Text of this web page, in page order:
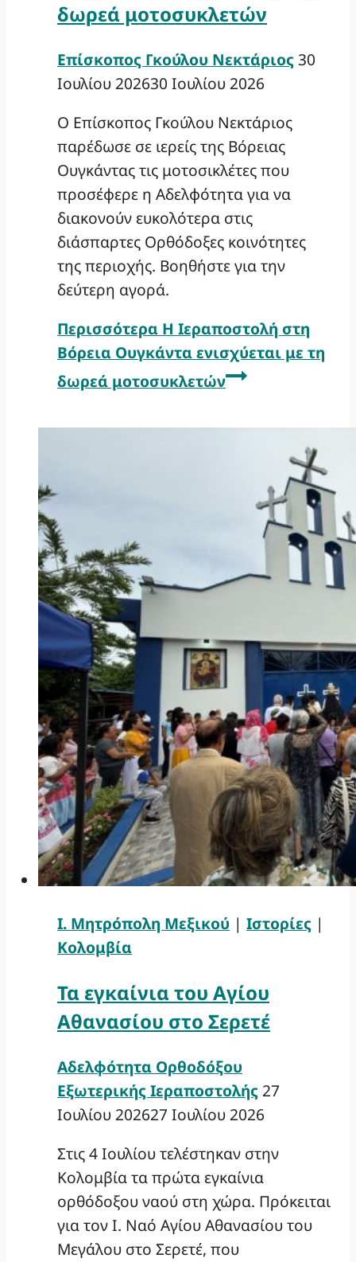
δωρεά μοτοσυκλετών
Επίσκοπος Γκούλου Νεκτάριος 30
Ιουλίου 202630 Ιουλίου 2026
Ο Επίσκοπος Γκούλου Νεκτάριος
παρέδωσε σε ιερείς της Βόρειας
Ουγκάντας τις μοτοσικλέτες που
προσέφερε η Αδελφότητα για να
διακονούν ευκολότερα στις
διάσπαρτες Ορθόδοξες κοινότητες
της περιοχής. Βοηθήστε για την
δεύτερη αγορά.
Περισσότερα Η Ιεραποστολή στη
Βόρεια Ουγκάντα ενισχύεται με τη
δωρεά μοτοσυκλετών
Ι. Μητρόπολη Μεξικού | Ιστορίες |
Κολομβία
Τα εγκαίνια του Αγίου
Αθανασίου στο Σερετέ
Αδελφότητα Ορθοδόξου
Εξωτερικής Ιεραποστολής 27
Ιουλίου 202627 Ιουλίου 2026
Στις 4 Ιουλίου τελέστηκαν στην
Κολομβία τα πρώτα εγκαίνια
ορθόδοξου ναού στη χώρα. Πρόκειται
για τον Ι. Ναό Αγίου Αθανασίου του
Μεγάλου στο Σερετέ, που